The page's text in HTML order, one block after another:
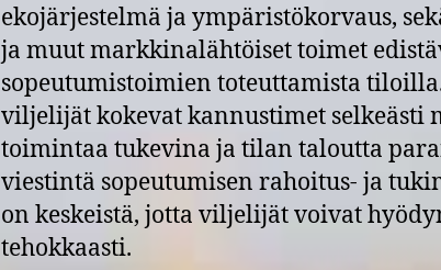
ekojärjestelmä ja ympäristökorvaus,
ja muut markkinalähtöiset toimet
sopeutumistoimien toteuttamista
viljelijät kokevat kannustimet selkeästi
toimintaa tukevina ja tilan taloutta
viestintä sopeutumisen rahoitus- ja
on keskeistä, jotta viljelijät voivat
tehokkaasti.